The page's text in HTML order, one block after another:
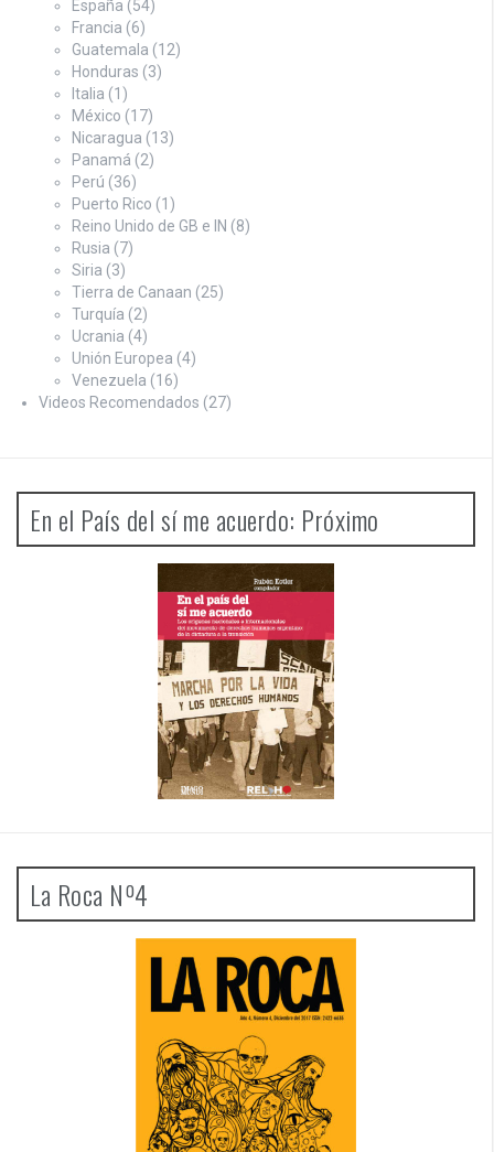
España (54)
Francia (6)
Guatemala (12)
Honduras (3)
Italia (1)
México (17)
Nicaragua (13)
Panamá (2)
Perú (36)
Puerto Rico (1)
Reino Unido de GB e IN (8)
Rusia (7)
Siria (3)
Tierra de Canaan (25)
Turquía (2)
Ucrania (4)
Unión Europea (4)
Venezuela (16)
Videos Recomendados (27)
En el País del sí me acuerdo: Próximo
La Roca Nº4